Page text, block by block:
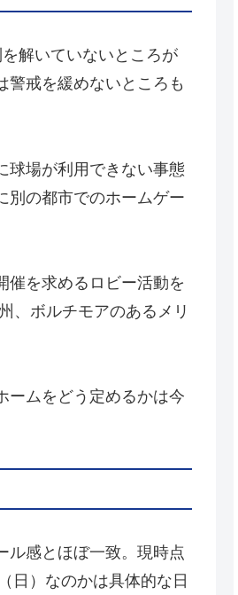
解いていないところが
警戒を緩めないところも
球場が利用できない事態
別の都市でのホームゲー
を求めるロビー活動を
、ボルチモアのあるメリ
ームをどう定めるかは今
感とほぼ一致。現時点
日）なのかは具体的な日